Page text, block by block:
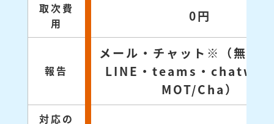
取次費
用
0円
報告
メール・チャット※（無料
LINE・teams・
MOT/Cha）
対応の